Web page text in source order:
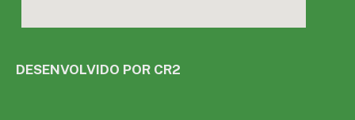
DESENVOLVIDO POR CR2